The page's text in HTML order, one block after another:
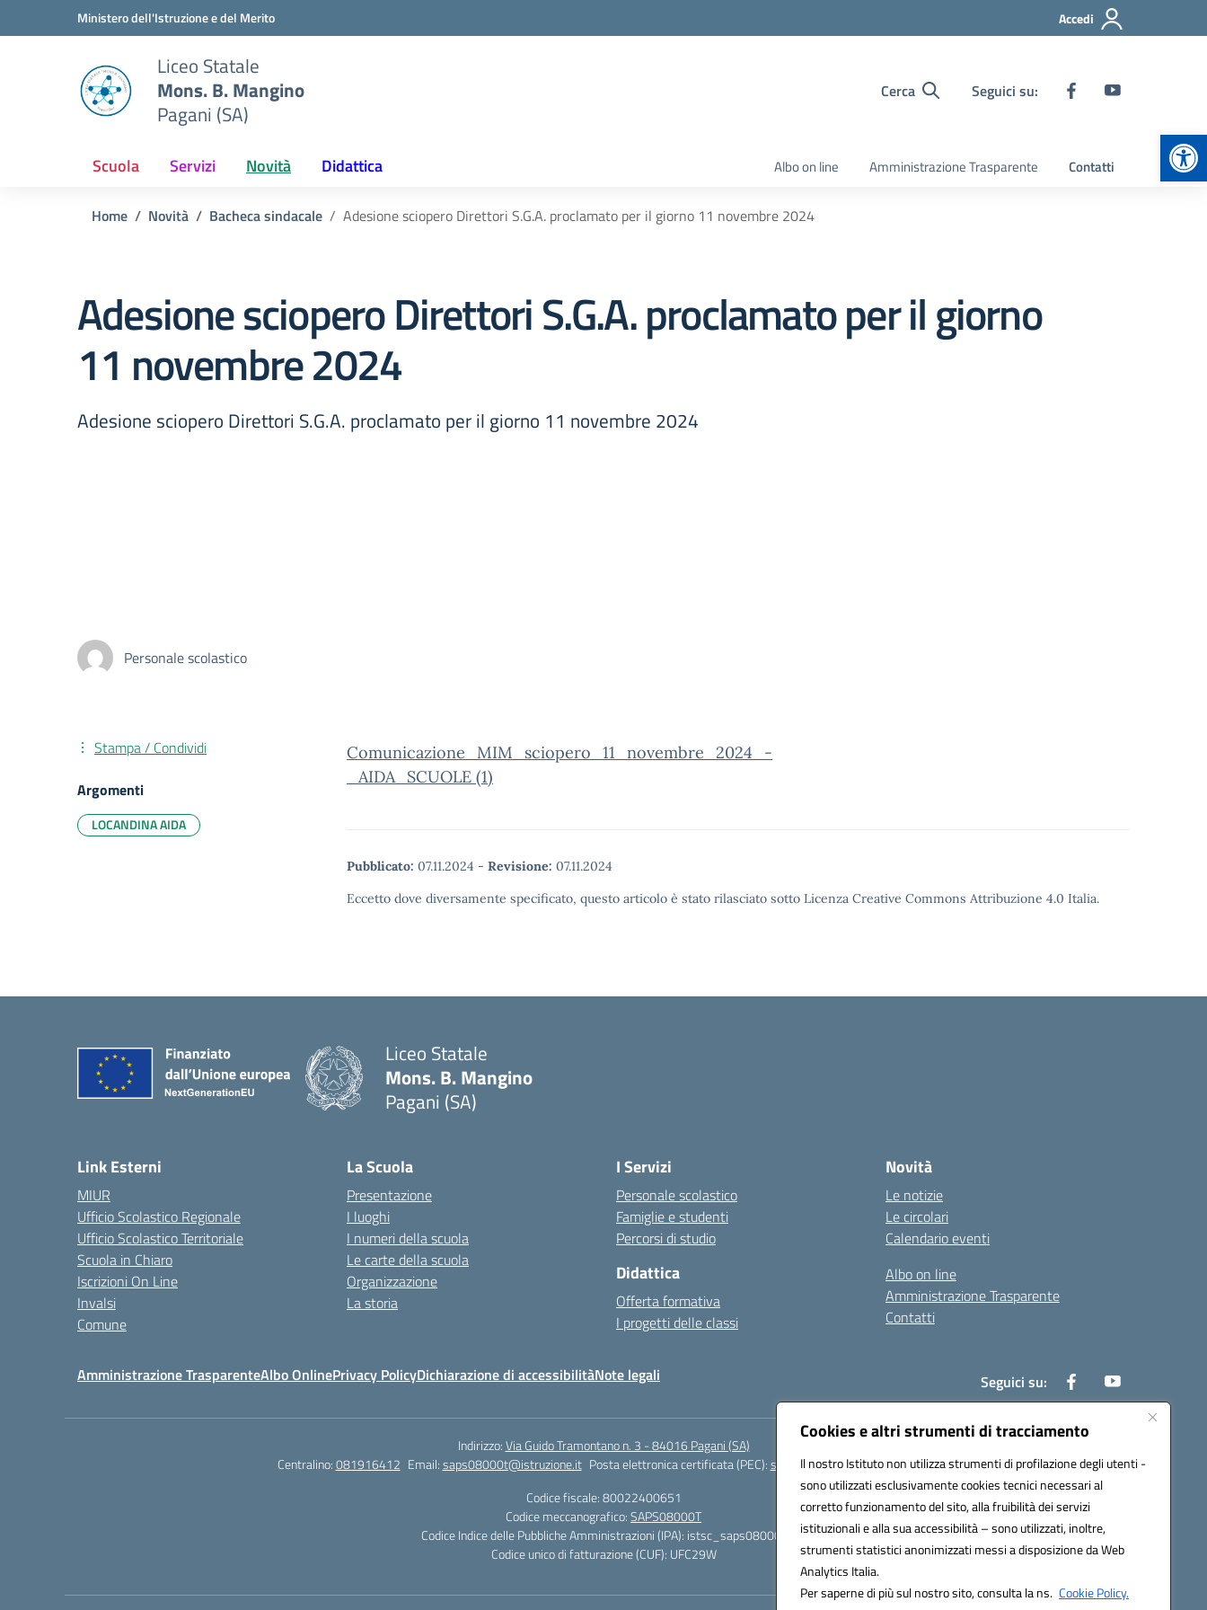
Cookies e altri strumenti di tracciamento
Il nostro Istituto non utilizza strumenti di profilazione degli utenti -
sono utilizzati esclusivamente cookies tecnici necessari al
corretto funzionamento del sito, alla fruibilità dei servizi
istituzionali e alla sua accessibilità – sono utilizzati, inoltre,
strumenti statistici anonimizzati messi a disposizione da Web
Analytics Italia.
Per saperne di più sul nostro sito, consulta la ns. Cookie Policy.
Vai ai contenuti
Vai al menu di navigazioneMinistero dell'Istruzione e del Merito Accedi
Liceo Statale
Mons. B. Mangino
Pagani (SA)
Cerca Seguici su:
Scuola Servizi Novità Didattica Albo on line Amministrazione Trasparente Contatti
Home Novità Bacheca sindacale Adesione sciopero Direttori S.G.A. proclamato per il giorno 11 novembre 2024
Adesione sciopero Direttori S.G.A. proclamato per il giorno
11 novembre 2024
Adesione sciopero Direttori S.G.A. proclamato per il giorno 11 novembre 2024
Personale scolastico
Comunicazione_MIM_sciopero_11_novembre_2024_-
_AIDA_SCUOLE (1)
Pubblicato: 07.11.2024 - Revisione: 07.11.2024
Eccetto dove diversamente specificato, questo articolo è stato rilasciato sotto Licenza Creative Commons Attribuzione 4.0 Italia.
Stampa / Condividi
Argomenti
LOCANDINA AIDA
Liceo Statale
Mons. B. Mangino
Pagani (SA)
Link Esterni
MIUR
Ufficio Scolastico Regionale
Ufficio Scolastico Territoriale
Scuola in Chiaro
Iscrizioni On Line
Invalsi
Comune
La Scuola
Presentazione
I luoghi
I numeri della scuola
Le carte della scuola
Organizzazione
La storia
I Servizi
Personale scolastico
Famiglie e studenti
Percorsi di studio
Didattica
Offerta formativa
I progetti delle classi
Novità
Le notizie
Le circolari
Calendario eventi
Albo on line
Amministrazione Trasparente
Contatti
Amministrazione TrasparenteAlbo OnlinePrivacy PolicyDichiarazione di accessibilitàNote legali Seguici su:
Indirizzo:Via Guido Tramontano n. 3 - 84016 Pagani (SA)
Centralino:081916412 Email:saps08000t@istruzione.it Posta elettronica certificata (PEC):saps08000t@pec.istruzione.it
Codice fiscale: 80022400651
Codice meccanografico:SAPS08000T
Codice Indice delle Pubbliche Amministrazioni (IPA): istsc_saps08000t
Codice unico di fatturazione (CUF): UFC29W